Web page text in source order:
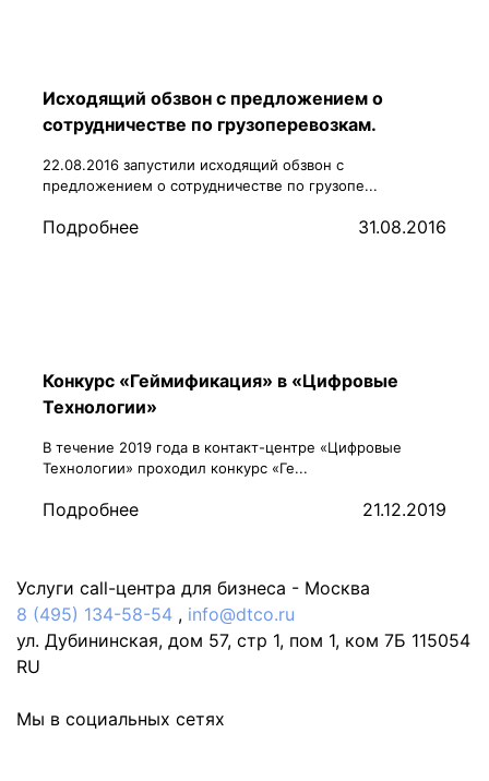
Исходящий обзвон с предложением о
сотрудничестве по грузоперевозкам.
22.08.2016 запустили исходящий обзвон с
предложением о сотрудничестве по грузопе...
Подробнее 31.08.2016
Конкурс «Геймификация» в «Цифровые
Технологии»
В течение 2019 года в контакт-центре «Цифровые
Технологии» проходил конкурс «Ге...
Подробнее 21.12.2019
Услуги call-центра для бизнеса - Москва
8 (495) 134-58-54 , info@dtco.ru
ул. Дубининская, дом 57, стр 1, пом 1, ком 7Б 115054
RU
Мы в социальных сетях